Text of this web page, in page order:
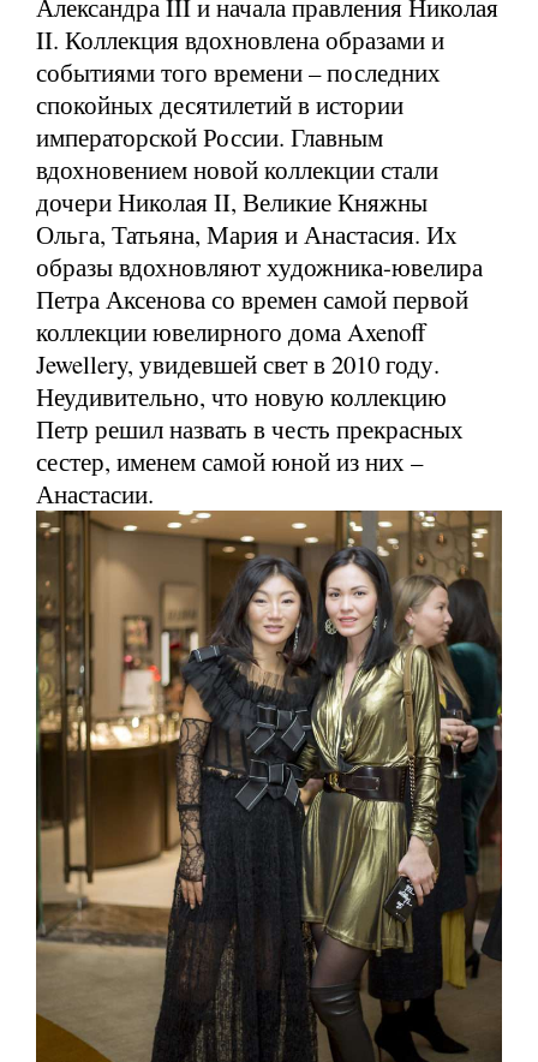
Александра III и начала правления Николая
II. Коллекция вдохновлена образами и
событиями того времени – последних
спокойных десятилетий в истории
императорской России. Главным
вдохновением новой коллекции стали
дочери Николая II, Великие Княжны
Ольга, Татьяна, Мария и Анастасия. Их
образы вдохновляют художника-ювелира
Петра Аксенова со времен самой первой
коллекции ювелирного дома Axenoff
Jewellery, увидевшей свет в 2010 году.
Неудивительно, что новую коллекцию
Петр решил назвать в честь прекрасных
сестер, именем самой юной из них –
Анастасии.